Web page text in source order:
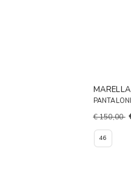
MARELLA
€ 150,00
46